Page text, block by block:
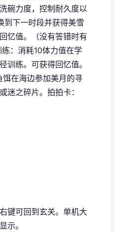
碗力度，控制耐久度以
到下一时段并获得美雪
忆值。（没有答错时有
：消耗10体力值在学
训练。可获得回忆值。
饵在海边参加美月的寻
迷之碎片。 拍拍卡：
键可回到玄关。 单机大
示。